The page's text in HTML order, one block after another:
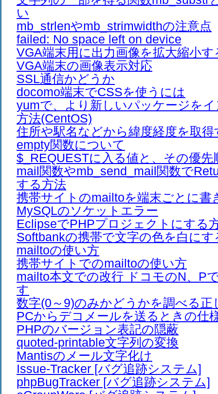
い
mb_strlenやmb_strimwidthの注意点
failed: No space left on device
VGA端末用に出力画像を拡大縮小す
VGA端末の画像表示対応
SSL通信かどうか
docomo端末でCSSを使うには
yumで、より新しいパッケージを
方法(CentOS)
住所や駅名などから緯度経度を取得
empty関数について
$_REQUESTに入る値と、その優先
mail関数やmb_send_mail関数で
する方法
携帯サイトのmailtoを端末ごとに書
MySQLのソケットエラー
EclipseでPHPプロジェクトにする
Softbankの携帯で文字の色を白に
mailtoの使い方
携帯サイトでのmailtoの使い方
mailto本文での改行 ドコモのN、P
す
数字(0～9)のみかどうかを調べる正
PCからデコメールを送るときの仕
PHPのバージョン表記の隠蔽
quoted-printable文字列の変換
Mantisのメール文字化け
Issue-Tracker [バグ追跡システム]
phpBugTracker [バグ追跡システム]